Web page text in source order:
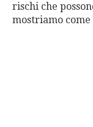
rischi che
mostriamo